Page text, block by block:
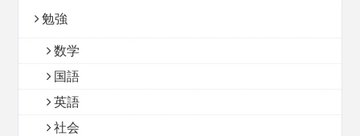
勉強
数学
国語
英語
社会